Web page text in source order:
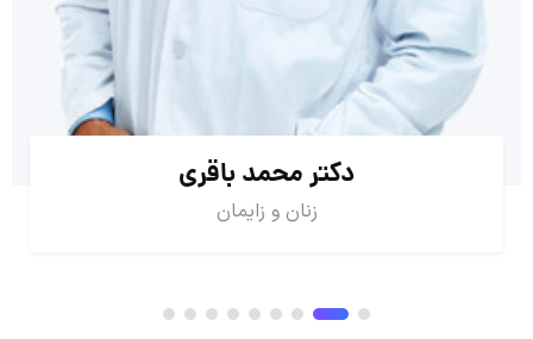
دکتر محمد باقری
زنان و زایمان